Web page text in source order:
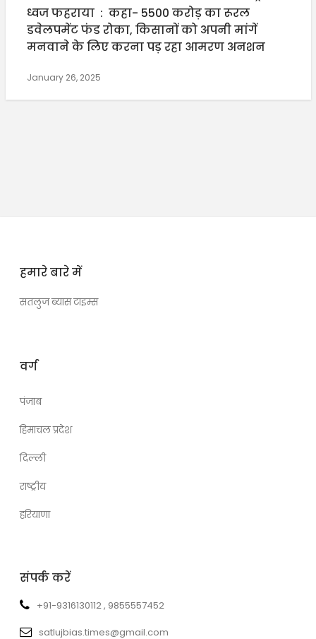
ध्वज फहराया : कहा- 5500 करोड़ का रूरल
डवेलपमेंट फंड रोका, किसानों को अपनी मांगें
मनवाने के लिए करना पड़ रहा आमरण अनशन
January 26, 2025
हमारे बारे में
सतलुज ब्यास टाइम्स
वर्ग
पंजाब
हिमाचल प्रदेश
दिल्ली
राष्ट्रीय
हरियाणा
संपर्क करें
+91-9316130112 , 9855557452
satlujbias.times@gmail.com